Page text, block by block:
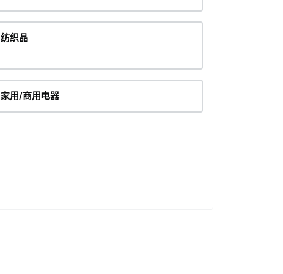
纺织品
家用/商用电器